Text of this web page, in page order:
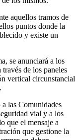
aquellos tramos de
puntos donde la
y existe un
se anunciará a los
de los paneles
vertical circunstancial
las Comunidades
vial y a los
que el mensaje a
que gestione la